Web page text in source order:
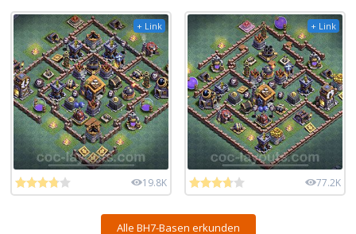
+ Link
19.8K
+ Link
77.2K
Alle BH7-Basen erkunden